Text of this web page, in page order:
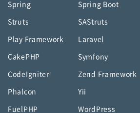
Spring Spring Boot
Struts SAStruts
Play Framework Laravel
CakePHP Symfony
CodeIgniter Zend Framework
Phalcon Yii
FuelPHP WordPress